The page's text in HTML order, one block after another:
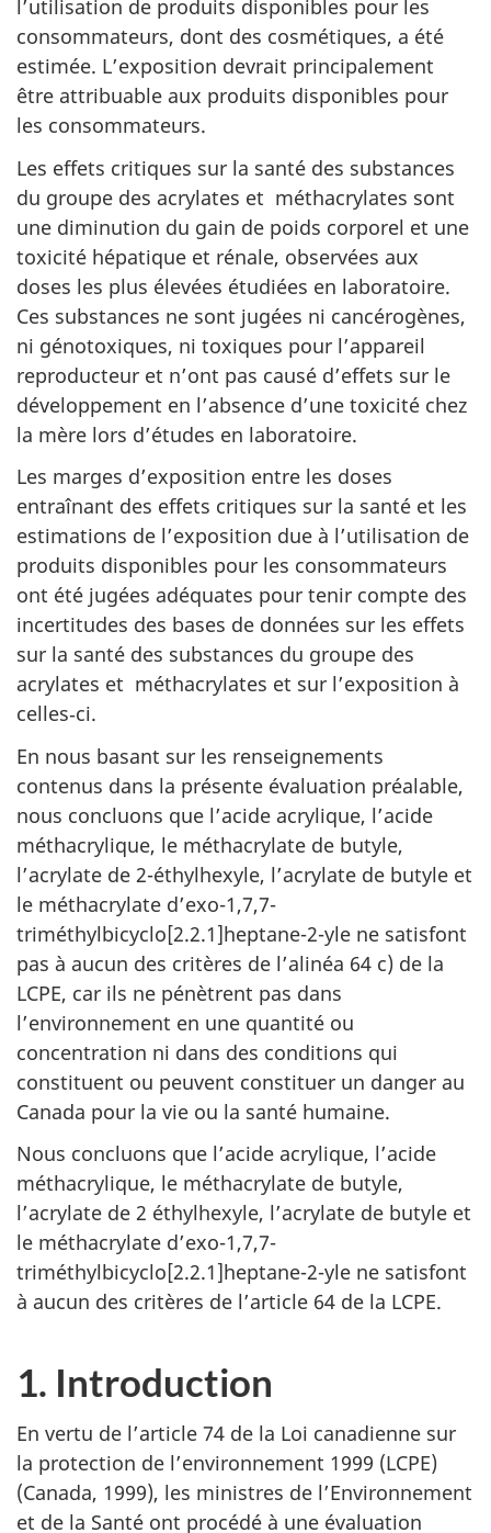
l’utilisation de produits disponibles pour les
consommateurs, dont des cosmétiques, a été
estimée. L’exposition devrait principalement
être attribuable aux produits disponibles pour
les consommateurs.
Les effets critiques sur la santé des substances
du groupe des acrylates et méthacrylates sont
une diminution du gain de poids corporel et une
toxicité hépatique et rénale, observées aux
doses les plus élevées étudiées en laboratoire.
Ces substances ne sont jugées ni cancérogènes,
ni génotoxiques, ni toxiques pour l’appareil
reproducteur et n’ont pas causé d’effets sur le
développement en l’absence d’une toxicité chez
la mère lors d’études en laboratoire.
Les marges d’exposition entre les doses
entraînant des effets critiques sur la santé et les
estimations de l’exposition due à l’utilisation de
produits disponibles pour les consommateurs
ont été jugées adéquates pour tenir compte des
incertitudes des bases de données sur les effets
sur la santé des substances du groupe des
acrylates et méthacrylates et sur l’exposition à
celles‑ci.
En nous basant sur les renseignements
contenus dans la présente évaluation préalable,
nous concluons que l’acide acrylique, l’acide
méthacrylique, le méthacrylate de butyle,
l’acrylate de 2-éthylhexyle, l’acrylate de butyle et
le méthacrylate d’exo-1,7,7-
triméthylbicyclo[2.2.1]heptane-2-yle ne satisfont
pas à aucun des critères de l’alinéa 64 c) de la
LCPE, car ils ne pénètrent pas dans
l’environnement en une quantité ou
concentration ni dans des conditions qui
constituent ou peuvent constituer un danger au
Canada pour la vie ou la santé humaine.
Nous concluons que l’acide acrylique, l’acide
méthacrylique, le méthacrylate de butyle,
l’acrylate de 2 éthylhexyle, l’acrylate de butyle et
le méthacrylate d’exo-1,7,7-
triméthylbicyclo[2.2.1]heptane-2-yle ne satisfont
à aucun des critères de l’article 64 de la LCPE.
1. Introduction
En vertu de l’article 74 de la Loi canadienne sur
la protection de l’environnement 1999 (LCPE)
(Canada, 1999), les ministres de l’Environnement
et de la Santé ont procédé à une évaluation